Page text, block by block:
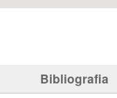
Bibliografia